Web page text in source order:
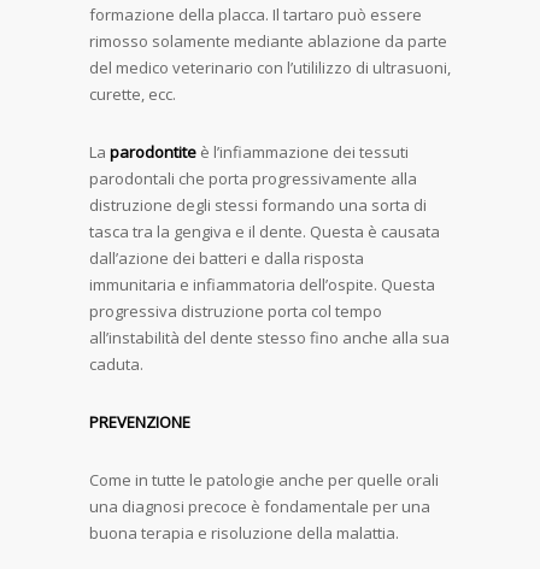
formazione della placca. Il tartaro può essere
rimosso solamente mediante ablazione da parte
del medico veterinario con l’utililizzo di ultrasuoni,
curette, ecc.
La parodontite è l’infiammazione dei tessuti
parodontali che porta progressivamente alla
distruzione degli stessi formando una sorta di
tasca tra la gengiva e il dente. Questa è causata
dall’azione dei batteri e dalla risposta
immunitaria e infiammatoria dell’ospite. Questa
progressiva distruzione porta col tempo
all’instabilità del dente stesso fino anche alla sua
caduta.
PREVENZIONE
Come in tutte le patologie anche per quelle orali
una diagnosi precoce è fondamentale per una
buona terapia e risoluzione della malattia.